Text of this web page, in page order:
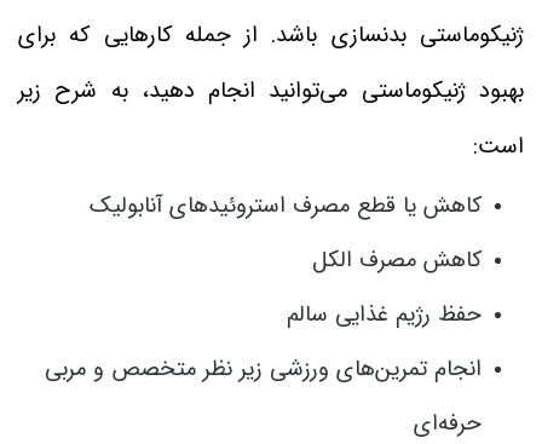
ژنیکوماستی بدنسازی باشد. از جمله کارهایی که برای
بهبود ژنیکوماستی می‌توانید انجام دهید، به شرح زیر
است:
کاهش یا قطع مصرف استروئیدهای آنابولیک
کاهش مصرف الکل
حفظ رژیم غذایی سالم
انجام تمرین‌های ورزشی زیر نظر متخصص و مربی
حرفه‌ای